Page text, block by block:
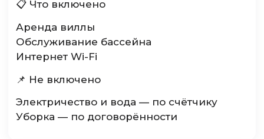
📋 Что включено
Аренда виллы
Обслуживание бассейна
Интернет Wi-Fi
📌 Не включено
Электричество и вода — по счётчику
Уборка — по договорённости